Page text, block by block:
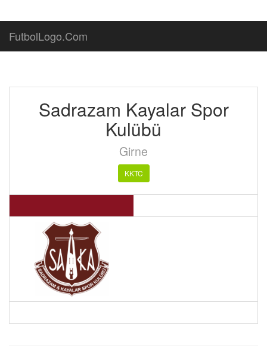
FutbolLogo.Com
Sadrazam Kayalar Spor
Kulübü
Girne
KKTC